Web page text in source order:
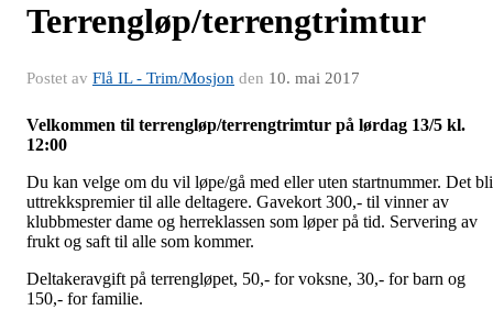
Terrengløp/terrengtrimtur
Postet av Flå IL - Trim/Mosjon den 10. mai 2017
Velkommen til terrengløp/terrengtrimtur på lørdag 13/5 kl.
12:00
Du kan velge om du vil løpe/gå med eller uten startnummer. Det
uttrekkspremier til alle deltagere. Gavekort 300,- til vinner av
klubbmester dame og herreklassen som løper på tid. Servering av
frukt og saft til alle som kommer.
Deltakeravgift på terrengløpet, 50,- for voksne, 30,- for barn og
150,- for familie.